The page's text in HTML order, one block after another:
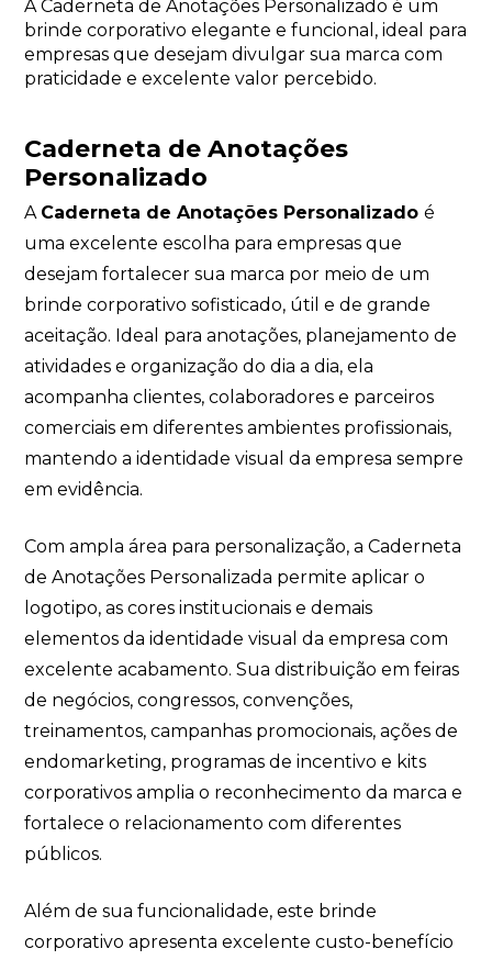
A Caderneta de Anotações Personalizado é um
brinde corporativo elegante e funcional, ideal para
empresas que desejam divulgar sua marca com
praticidade e excelente valor percebido.
Caderneta de Anotações
Personalizado
A Caderneta de Anotações Personalizadoé
uma excelente escolha para empresas que
desejam fortalecer sua marca por meio de um
brinde corporativo sofisticado, útil e de grande
aceitação. Ideal para anotações, planejamento de
atividades e organização do dia a dia, ela
acompanha clientes, colaboradores e parceiros
comerciais em diferentes ambientes profissionais,
mantendo a identidade visual da empresa sempre
em evidência.
Com ampla área para personalização, a Caderneta
de Anotações Personalizada permite aplicar o
logotipo, as cores institucionais e demais
elementos da identidade visual da empresa com
excelente acabamento. Sua distribuição em feiras
de negócios, congressos, convenções,
treinamentos, campanhas promocionais, ações de
endomarketing, programas de incentivo e kits
corporativos amplia o reconhecimento da marca e
fortalece o relacionamento com diferentes
públicos.
Além de sua funcionalidade, este brinde
corporativo apresenta excelente custo-benefício